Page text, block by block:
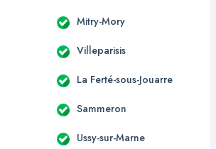
Mitry-Mory
Villeparisis
La Ferté-sous-Jouarre
Sammeron
Ussy-sur-Marne